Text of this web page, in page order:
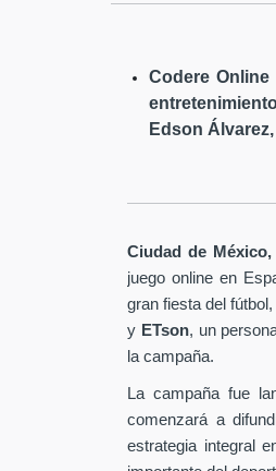
Codere
Edson
Ciudad de
juego online en
gran fiesta del
y ETson, un
la campaña.
La campaña fue
comenzará a
estrategia integral